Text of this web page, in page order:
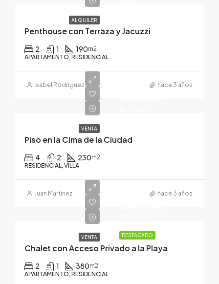
ALQUILER
Penthouse con Terraza y Jacuzzi
2 1 190m2
APARTAMENTO, RESIDENCIAL
Isabel Rodriguez hace 3 años
VENTA
Piso en la Cima de la Ciudad
4 2 230m2
RESIDENCIAL, VILLA
Juan Martinez hace 3 años
DESTACADO
VENTA
Chalet con Acceso Privado a la Playa
2 1 380m2
APARTAMENTO, RESIDENCIAL